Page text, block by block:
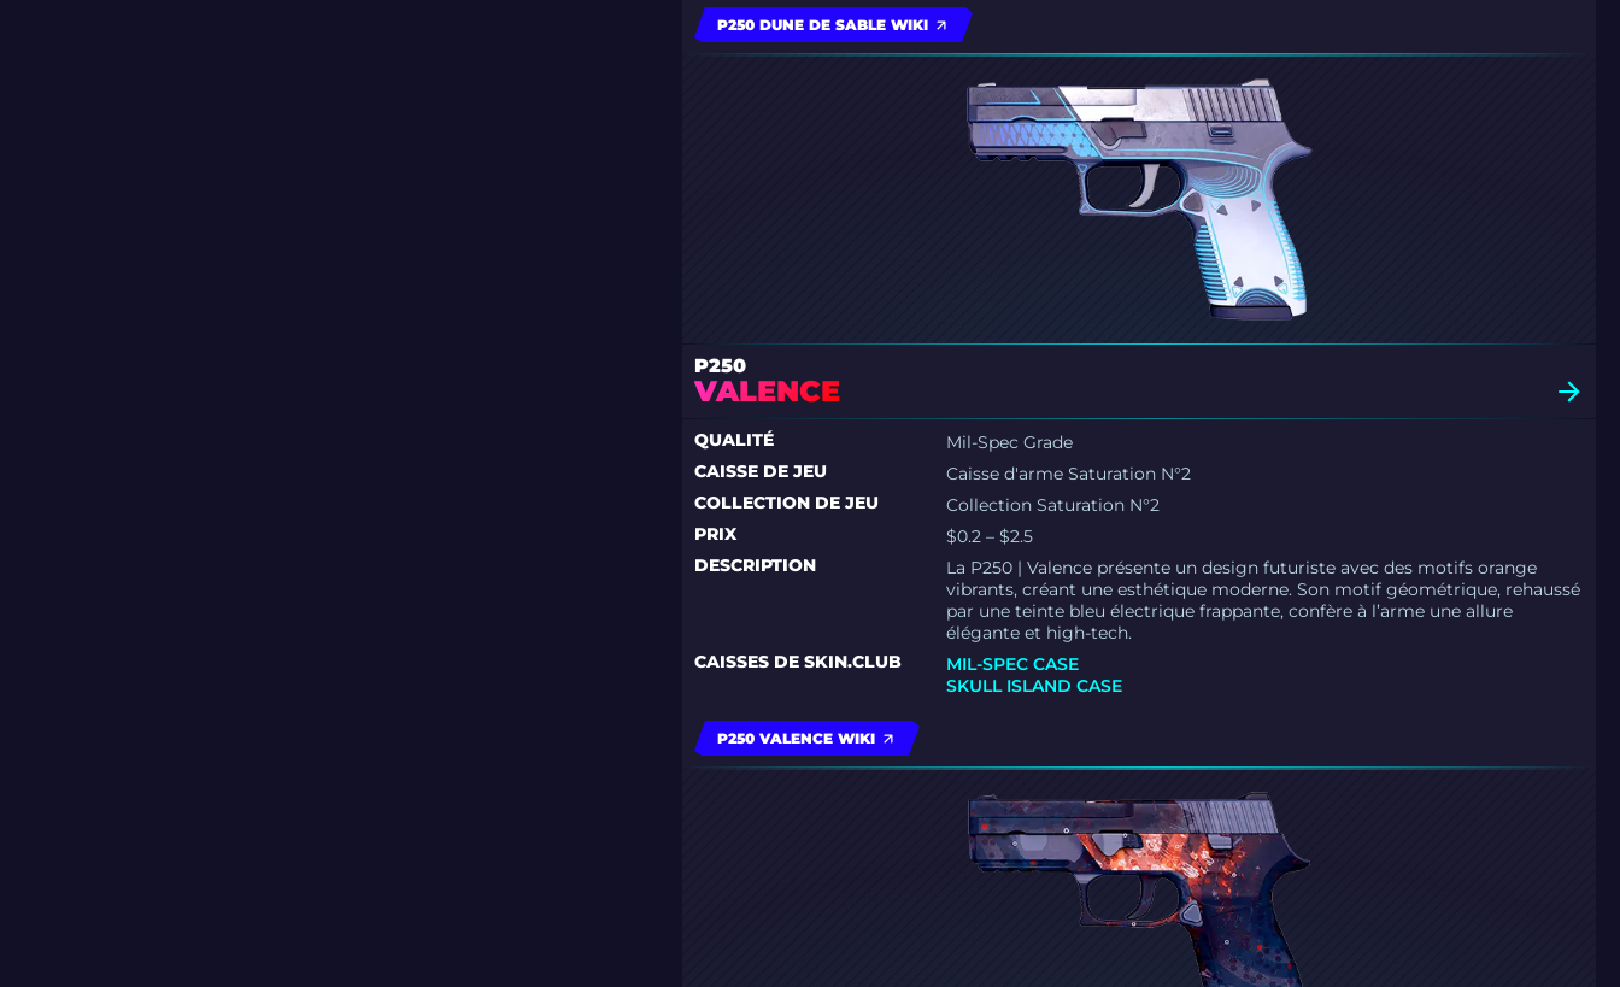
P250 DUNE DE SABLE WIKI
P250
VALENCE
QUALITÉ
Mil-Spec Grade
CAISSE DE JEU
Caisse d'arme Saturation N°2
COLLECTION DE JEU
Collection Saturation N°2
PRIX
$0.2 – $2.5
DESCRIPTION
La P250 | Valence présente un design futuriste avec des motifs orange
vibrants, créant une esthétique moderne. Son motif géométrique, rehaussé
par une teinte bleu électrique frappante, confère à l’arme une allure
élégante et high-tech.
CAISSES DE SKIN.CLUB
MIL-SPEC CASE
SKULL ISLAND CASE
P250 VALENCE WIKI